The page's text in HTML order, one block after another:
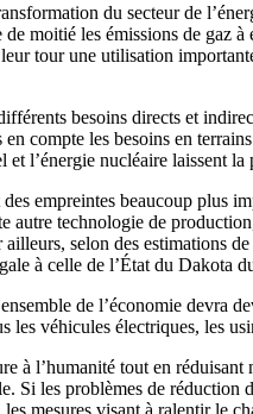
du secteur de
moitié les émissions de gaz
tour une utilisation
besoins directs et
compte les besoins en
et l’énergie nucléaire laissent
empreintes beaucoup plus
autre technologie de
selon des estimations
à celle de l’État du Dakota
de l’économie devra
véhicules électriques, les
à l’humanité tout en
Si les problèmes de réduction
mesures visant à ralentir le